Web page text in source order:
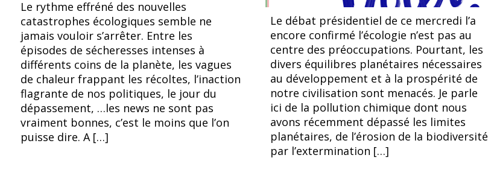
Le rythme effréné des nouvelles
catastrophes écologiques semble ne
jamais vouloir s’arrêter. Entre les
épisodes de sécheresses intenses à
différents coins de la planète, les vagues
de chaleur frappant les récoltes, l’inaction
flagrante de nos politiques, le jour du
dépassement, …les news ne sont pas
vraiment bonnes, c’est le moins que l’on
puisse dire. A […]
Le débat présidentiel de ce mercredi l’a
encore confirmé l’écologie n’est pas au
centre des préoccupations. Pourtant, les
divers équilibres planétaires nécessaires
au développement et à la prospérité de
notre civilisation sont menacés. Je parle
ici de la pollution chimique dont nous
avons récemment dépassé les limites
planétaires, de l’érosion de la biodiversité
par l’extermination […]